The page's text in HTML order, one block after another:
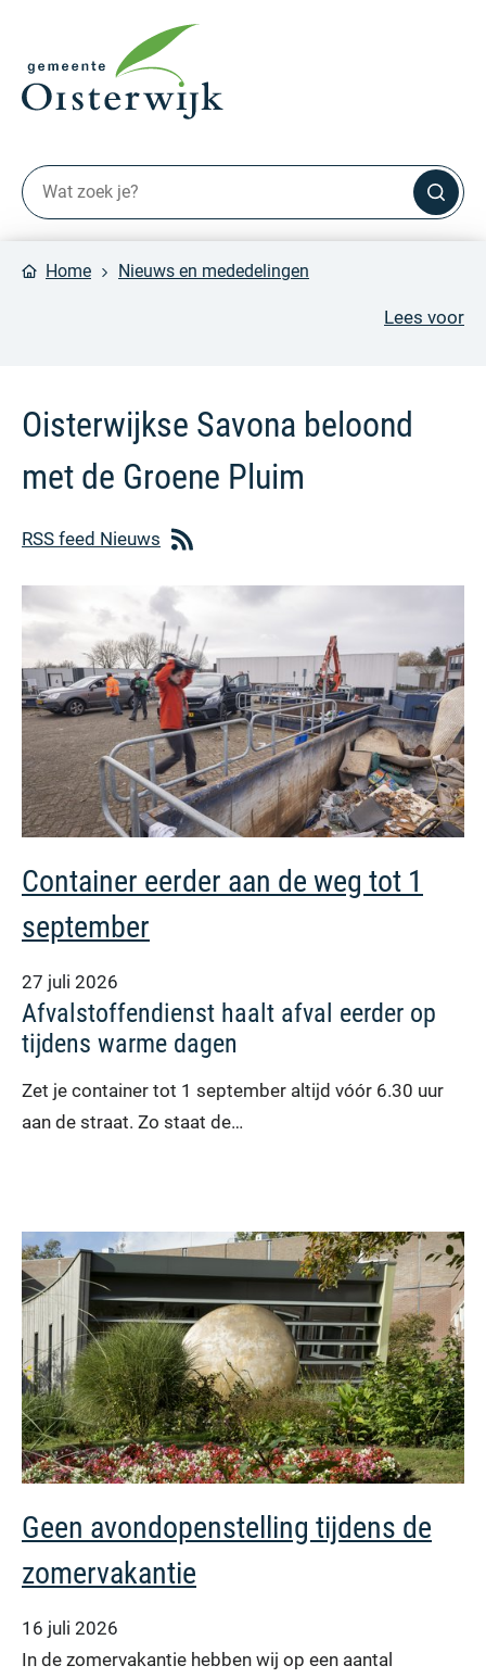
Home Nieuws en mededelingen
Lees voor
Oisterwijkse Savona beloond
met de Groene Pluim
RSS feed Nieuws
Container eerder aan de weg tot 1
september
27 juli 2026
Afvalstoffendienst haalt afval eerder op
tijdens warme dagen
Zet je container tot 1 september altijd vóór 6.30 uur
aan de straat. Zo staat de…
Geen avondopenstelling tijdens de
zomervakantie
16 juli 2026
In de zomervakantie hebben wij op een aantal